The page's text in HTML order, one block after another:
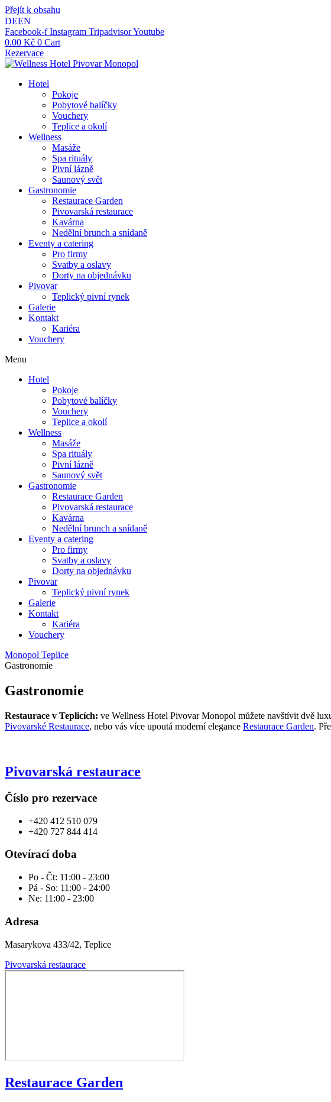
Přejít k obsahu
DEEN
Facebook-f Instagram TripadvisorYoutube
0.00 Kč 0 Cart
Rezervace
Hotel
Pokoje
Pobytové balíčky
Vouchery
Teplice a okolí
Wellness
Masáže
Spa rituály
Pivní lázně
Saunový svět
Gastronomie
Restaurace Garden
Pivovarská restaurace
Kavárna
Nedělní brunch a snídaně
Eventy a catering
Pro firmy
Svatby a oslavy
Dorty na objednávku
Pivovar
Teplický pivní rynek
Galerie
Kontakt
Kariéra
Vouchery
Menu
Hotel
Pokoje
Pobytové balíčky
Vouchery
Teplice a okolí
Wellness
Masáže
Spa rituály
Pivní lázně
Saunový svět
Gastronomie
Restaurace Garden
Pivovarská restaurace
Kavárna
Nedělní brunch a snídaně
Eventy a catering
Pro firmy
Svatby a oslavy
Dorty na objednávku
Pivovar
Teplický pivní rynek
Galerie
Kontakt
Kariéra
Vouchery
Monopol Teplice
Gastronomie
Gastronomie
Restaurace v Teplicích: ve Wellness Hotel Pivovar Monopol můžete navštívit dvě
Pivovarské Restaurace, nebo vás více upoutá moderní elegance Restaurace Garden.
Pivovarská restaurace
Číslo pro rezervace
+420 412 510 079
+420 727 844 414
Otevírací doba
Po - Čt: 11:00 - 23:00
Pá - So: 11:00 - 24:00
Ne: 11:00 - 23:00
Adresa
Masarykova 433/42, Teplice
Pivovarská restaurace
Restaurace Garden